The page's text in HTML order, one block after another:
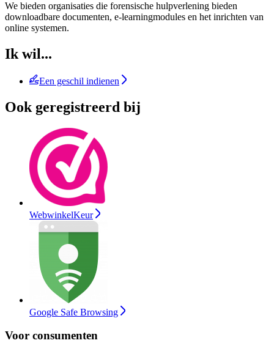
We bieden organisaties die forensische hulpverlening bieden
downloadbare documenten, e-learningmodules en het inrichten van
online systemen.
Ik wil...
Een geschil indienen
Ook geregistreerd bij
WebwinkelKeur
Google Safe Browsing
Voor consumenten